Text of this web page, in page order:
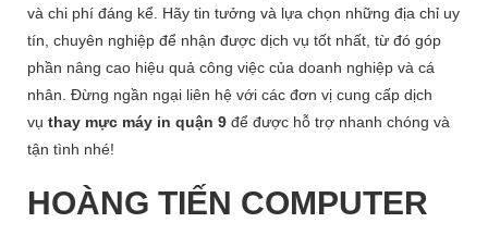
và chi phí đáng kể. Hãy tin tưởng và lựa chọn những địa chỉ uy
tín, chuyên nghiệp để nhận được dịch vụ tốt nhất, từ đó góp
phần nâng cao hiệu quả công việc của doanh nghiệp và cá
nhân. Đừng ngần ngại liên hệ với các đơn vị cung cấp dịch
vụ thay mực máy in quận 9 để được hỗ trợ nhanh chóng và
tận tình nhé!
HOÀNG TIẾN COMPUTER